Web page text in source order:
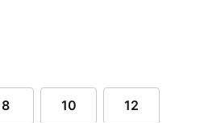
8 10 12